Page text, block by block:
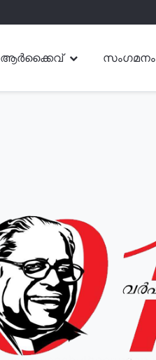
ആർക്കൈവ് സംഗമനം